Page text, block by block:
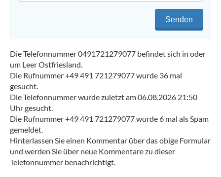
Senden
Die Telefonnummer 0491721279077 befindet sich in oder
um Leer Ostfriesland.
Die Rufnummer +49 491 721279077 wurde 36 mal
gesucht.
Die Telefonnummer wurde zuletzt am 06.08.2026 21:50
Uhr gesucht.
Die Rufnummer +49 491 721279077 wurde 6 mal als Spam
gemeldet.
Hinterlassen Sie einen Kommentar über das obige Formular
und werden Sie über neue Kommentare zu dieser
Telefonnummer benachrichtigt.